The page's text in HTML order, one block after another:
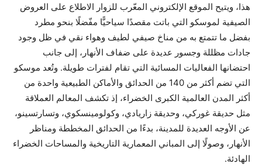
هذا، ويتيح الموقع الإلكتروني المعّرب للزوار الاطلاع على العروض
الصيفية لموسكو التي باتت مقصدًا سياحيًّا مفّضلًا بنحو مطرد
بفضل ما تتمتع به من مناخ صيفي لطيف وهواء نقي في ظل وجود
جادات مظللة وجسور عديدة على ضفاف الأنهار، إلى جانب
احتضانها الفعاليات المسائية التي تقام لفترات طويلة. وتُعد موسكو
التي تضم أكثر من 140 من الحدائق والأماكن الطبيعية واحدة من
أكثر المدن العالمية الكبرى الخضراء، إذ تكشف المعالم العملاقة
مثل حديقة غوركي، وحديقة زاريادي، وكولومينسكوي، وتسارتسينو،
عن الأوجه العديدة للمدينة، بدءًا من الحدائق المخططة ومناظر
الأنهار، وصولًا إلى المباني المعمارية التاريخية والمساحات الخضراء
الهادئة.